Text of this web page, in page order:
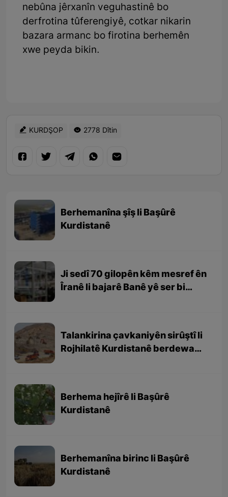
nebûna jêrxanîn veguhastinê bo
derfrotina tûferengiyê, cotkar nikarin
bazara armanc bo firotina berhemên
xwe peyda bikin.
KURDŞOP 2778 Dîtin
Berhemanîna şîş li Başûrê
Kurdistanê
Ji sedî 70 gilopên kêm mesref ên
Îranê li bajarê Banê yê ser bi
Talankirina çavkaniyên sirûştî li
Rojhilatê Kurdistanê berdewam
Berhema hejîrê li Başûrê
Kurdistanê
Berhemanîna birinc li Başûrê
Kurdistanê